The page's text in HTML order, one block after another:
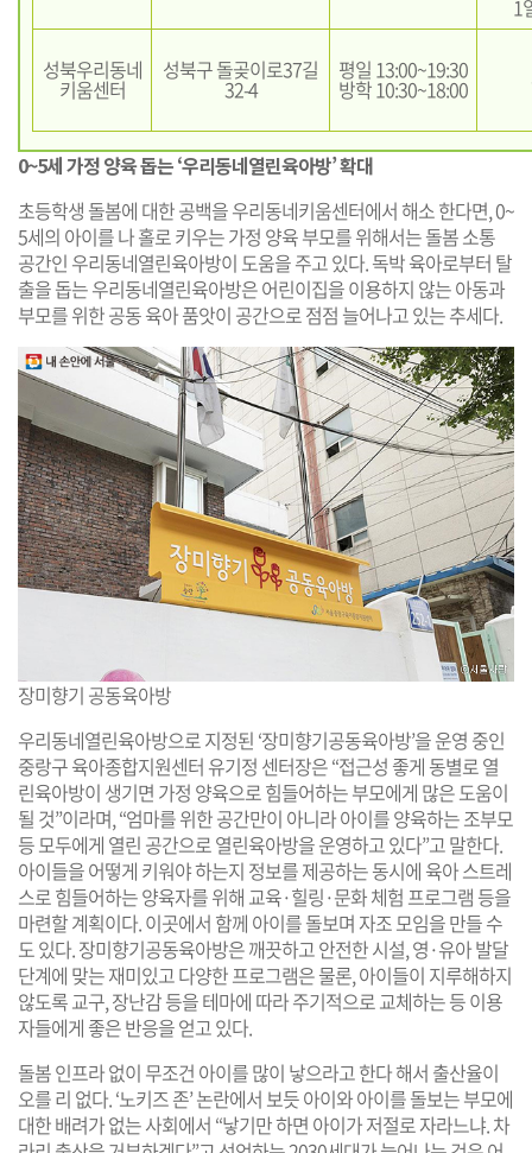
1
성북우리동네
키움센터
성북구 돌곶이로37길
32-4
평일 13:00~19:30
방학 10:30~18:00
0~5세 가정 양육 돕는 ‘우리동네열린육아방’ 확대
초등학생 돌봄에 대한 공백을 우리동네키움센터에서 해소 한다면, 0~
5세의 아이를 나 홀로 키우는 가정 양육 부모를 위해서는 돌봄 소통
공간인 우리동네열린육아방이 도움을 주고 있다. 독박 육아로부터 탈
출을 돕는 우리동네열린육아방은 어린이집을 이용하지 않는 아동과
부모를 위한 공동 육아 품앗이 공간으로 점점 늘어나고 있는 추세다.
장미향기 공동육아방
우리동네열린육아방으로 지정된 ‘장미향기공동육아방’을 운영 중인
중랑구 육아종합지원센터 유기정 센터장은 “접근성 좋게 동별로 열
린육아방이 생기면 가정 양육으로 힘들어하는 부모에게 많은 도움이
될 것”이라며, “엄마를 위한 공간만이 아니라 아이를 양육하는 조부모
등 모두에게 열린 공간으로 열린육아방을 운영하고 있다”고 말한다.
아이들을 어떻게 키워야 하는지 정보를 제공하는 동시에 육아 스트레
스로 힘들어하는 양육자를 위해 교육·힐링·문화 체험 프로그램 등을
마련할 계획이다. 이곳에서 함께 아이를 돌보며 자조 모임을 만들 수
도 있다. 장미향기공동육아방은 깨끗하고 안전한 시설, 영·유아 발달
단계에 맞는 재미있고 다양한 프로그램은 물론, 아이들이 지루해하지
않도록 교구, 장난감 등을 테마에 따라 주기적으로 교체하는 등 이용
자들에게 좋은 반응을 얻고 있다.
돌봄 인프라 없이 무조건 아이를 많이 낳으라고 한다 해서 출산율이
오를 리 없다. ‘노키즈 존’ 논란에서 보듯 아이와 아이를 돌보는 부모에
대한 배려가 없는 사회에서 “낳기만 하면 아이가 저절로 자라느냐. 차